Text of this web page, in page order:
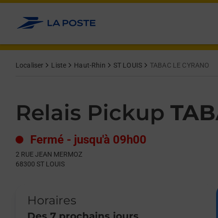
Allez au contenu
Localiser Liste Haut-Rhin ST LOUIS TABAC LE CYRANO
Relais Pickup
Fermé - jusqu'à 09h00
2 RUE JEAN MERMOZ
68300 ST LOUIS
Horaires
Day of the WeekHours
Get directions to Relais Pickup at 2 RUE JEAN MERMOZ ST
lien s'ouvre dans un nouvel onglet